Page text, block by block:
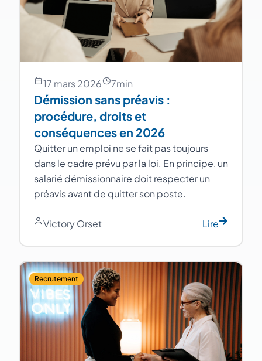
17 mars 2026 7min
Démission sans préavis :
procédure, droits et
conséquences en 2026
Quitter un emploi ne se fait pas toujours
dans le cadre prévu par la loi. En principe, un
salarié démissionnaire doit respecter un
préavis avant de quitter son poste.
Victory Orset Lire
Recrutement